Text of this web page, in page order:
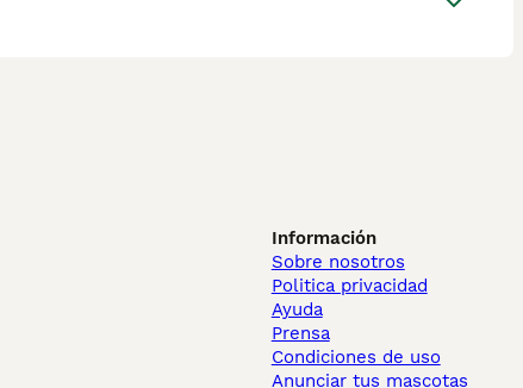
Información
Sobre nosotros
Politica privacidad
Ayuda
Prensa
Condiciones de uso
Anunciar tus mascotas